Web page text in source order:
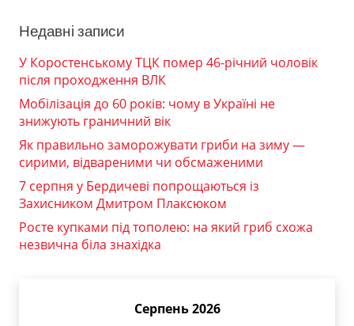
Недавні записи
У Коростенському ТЦК помер 46-річний чоловік
після проходження ВЛК
Мобілізація до 60 років: чому в Україні не
знижують граничний вік
Як правильно заморожувати гриби на зиму —
сирими, відвареними чи обсмаженими
7 серпня у Бердичеві попрощаються із
Захисником Дмитром Плаксюком
Росте купками під тополею: на який гриб схожа
незвична біла знахідка
Серпень 2026